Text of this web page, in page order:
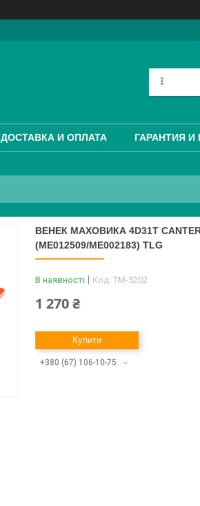
ДОСТАВКА И ОПЛАТА ГАРАНТИЯ И
ВЕНЕК МАХОВИКА 4D31T
(ME012509/ME002183) TLG
В наявності Код: TM-5202
1 270 ₴
Купити
+380 (67) 106-10-75